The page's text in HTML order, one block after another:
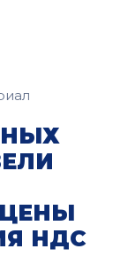
НДС